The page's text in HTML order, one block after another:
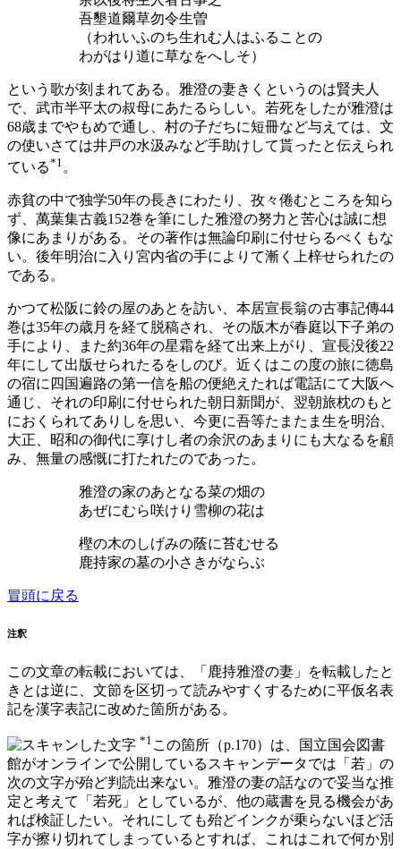
吾墾道爾草勿令生曽
（われいふのち生れむ人はふることの
わがはり道に草なをへしそ）
という歌が刻まれてある。雅澄の妻きくというのは賢夫人
で、武市半平太の叔母にあたるらしい。若死をしたが雅澄は
68歳までやもめで通し、村の子だちに短冊など与えては、文
の使いさては井戸の水汲みなど手助けして貰ったと伝えられ
ている*1 。
赤貧の中で独学50年の長きにわたり、孜々倦むところを知ら
ず、萬葉集古義152巻を筆にした雅澄の努力と苦心は誠に想
像にあまりがある。その著作は無論印刷に付せらるべくもな
い。後年明治に入り宮内省の手によりて漸く上梓せられたの
である。
かつて松阪に鈴の屋のあとを訪い、本居宣長翁の古事記傳44
巻は35年の歳月を経て脱稿され、その版木が春庭以下子弟の
手により、また約36年の星霜を経て出来上がり、宣長没後22
年にして出版せられたるをしのび。近くはこの度の旅に徳島
の宿に四国遍路の第一信を船の便絶えたれば電話にて大阪へ
通じ、それの印刷に付せられた朝日新聞が、翌朝旅枕のもと
におくられてありしを思い、今更に吾等たまたま生を明治、
大正、昭和の御代に享けし者の余沢のあまりにも大なるを顧
み、無量の感慨に打たれたのであった。
雅澄の家のあとなる菜の畑の
あぜにむら咲けり雪柳の花は
樫の木のしげみの蔭に苔むせる
鹿持家の墓の小さきがならぶ
冒頭に戻る
注釈
この文章の転載においては、「鹿持雅澄の妻」を転載したと
きとは逆に、文節を区切って読みやすくするために平仮名表
記を漢字表記に改めた箇所がある。
*1 この箇所（p.170）は、国立国会図書
館がオンラインで公開しているスキャンデータでは「若」の
次の文字が殆ど判読出来ない。雅澄の妻の話なので妥当な推
定と考えて「若死」としているが、他の蔵書を見る機会があ
れば検証したい。それにしても殆どインクが乗らないほど活
字が擦り切れてしまっているとすれば、これはこれで何か別